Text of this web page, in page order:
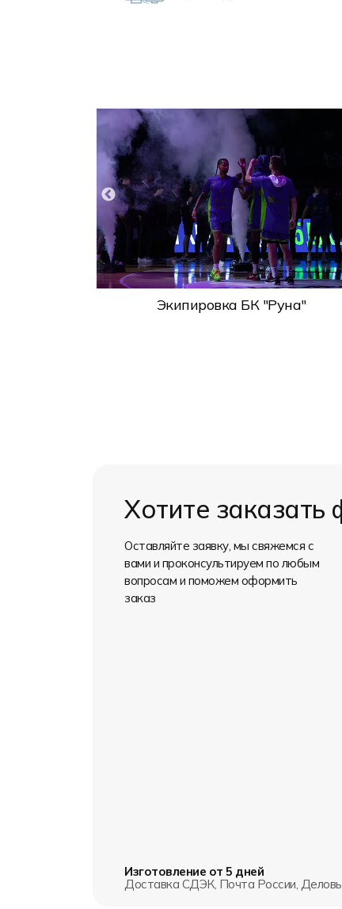
Экипировка БК "Руна"
Хотите
Оставляйте заявку, мы свяжемся с
вами и проконсультируем по любым
вопросам и поможем оформить
заказ
Изготовление от 5 дней
Доставка СДЭК, Почта России,